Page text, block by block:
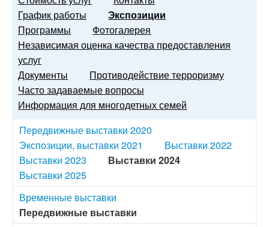
График работы
Экспозиции
Программы
Фотогалерея
Независимая оценка качества предоставления
услуг
Документы
Противодействие терроризму
Часто задаваемые вопросы
Информация для многодетных семей
Передвижные выставки 2020
Экспозиции, выставки 2021
Выставки 2022
Выставки 2023
Выставки 2024
Выставки 2025
Временные выставки
Передвижные выставки